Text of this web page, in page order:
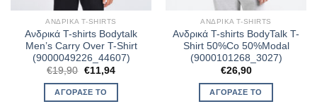
ΑΝΔΡΙΚΆ T-SHIRTS
Ανδρικά T-shirts Bodytalk
Men’s Carry Over T-Shirt
(9000049226_44607)
€19,90 Original
was:
€19,90.
€11,94Η
ΑΓΌΡΑΣΈ ΤΟ
ΑΝΔΡΙΚΆ T-SHIRTS
Ανδρικά T-shirts BodyTalk T-
Shirt 50%Co 50%Modal
(9000101268_3027)
€26,90
ΑΓΌΡΑΣΈ ΤΟ